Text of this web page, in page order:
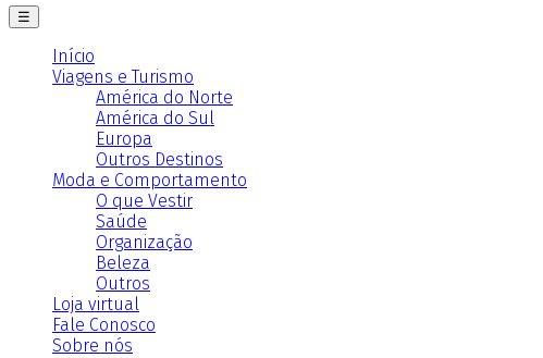
☰
Início
Viagens e Turismo
América do Norte
América do Sul
Europa
Outros Destinos
Moda e Comportamento
O que Vestir
Saúde
Organização
Beleza
Outros
Loja virtual
Fale Conosco
Sobre nós